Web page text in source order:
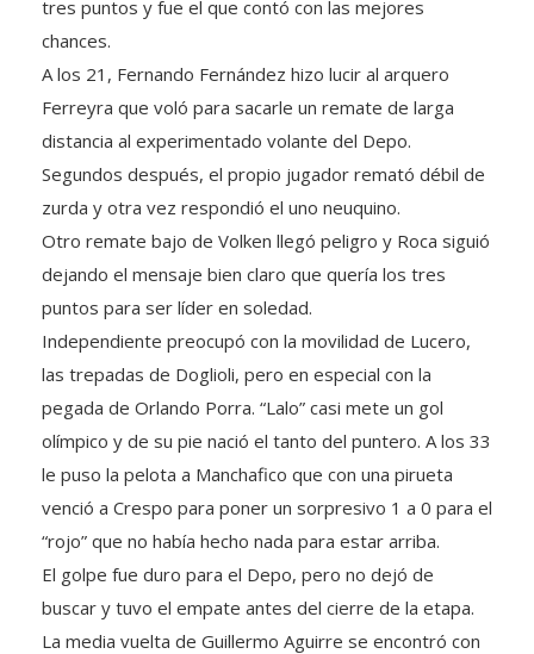
chances.
A los 21, Fernando Fernández hizo lucir al arquero
Ferreyra que voló para sacarle un remate de larga
distancia al experimentado volante del Depo.
Segundos después, el propio jugador remató débil de
zurda y otra vez respondió el uno neuquino.
Otro remate bajo de Volken llegó peligro y Roca siguió
dejando el mensaje bien claro que quería los tres
puntos para ser líder en soledad.
Independiente preocupó con la movilidad de Lucero,
las trepadas de Doglioli, pero en especial con la
pegada de Orlando Porra. “Lalo” casi mete un gol
olímpico y de su pie nació el tanto del puntero. A los 33
le puso la pelota a Manchafico que con una pirueta
venció a Crespo para poner un sorpresivo 1 a 0 para el
“rojo” que no había hecho nada para estar arriba.
El golpe fue duro para el Depo, pero no dejó de
buscar y tuvo el empate antes del cierre de la etapa.
La media vuelta de Guillermo Aguirre se encontró con
la gran respuesta de Ferreyra, lo mejor del local.